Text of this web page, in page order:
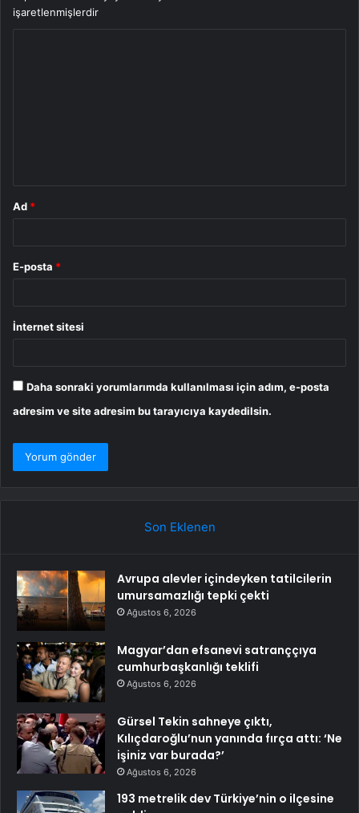
işaretlenmişlerdir
Ad *
E-posta *
İnternet sitesi
Daha sonraki yorumlarımda kullanılması için adım, e-posta
adresim ve site adresim bu tarayıcıya kaydedilsin.
Son Eklenen
Avrupa alevler içindeyken tatilcilerin
umursamazlığı tepki çekti
Ağustos 6, 2026
Magyar’dan efsanevi satranççıya
cumhurbaşkanlığı teklifi
Ağustos 6, 2026
Gürsel Tekin sahneye çıktı,
Kılıçdaroğlu’nun yanında fırça attı: ‘Ne
işiniz var burada?’
Ağustos 6, 2026
193 metrelik dev Türkiye’nin o ilçesine